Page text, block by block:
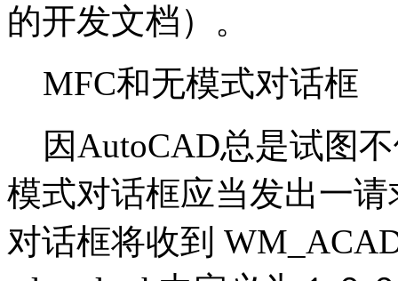
的开发文档）。
MFC和无模式对话框
因AutoCAD总是试图
模式对话框应当发出一
对话框将收到